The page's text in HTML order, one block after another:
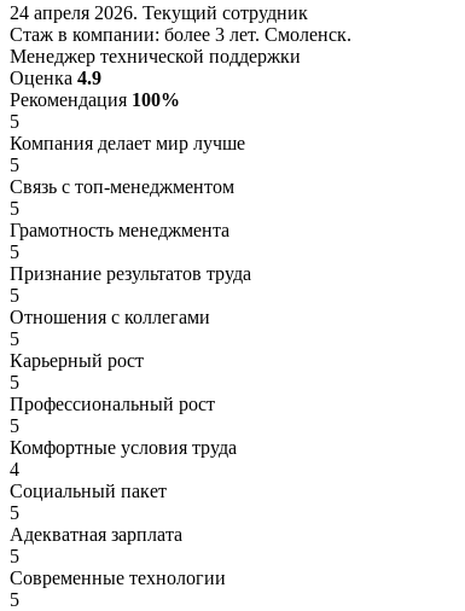
24 апреля 2026. Текущий сотрудник
Стаж в компании: более 3 лет. Смоленск.
Менеджер технической поддержки
Оценка 4.9
Рекомендация 100%
5
Компания делает мир лучше
5
Связь с топ-менеджментом
5
Грамотность менеджмента
5
Признание результатов труда
5
Отношения с коллегами
5
Карьерный рост
5
Профессиональный рост
5
Комфортные условия труда
4
Социальный пакет
5
Адекватная зарплата
5
Современные технологии
5